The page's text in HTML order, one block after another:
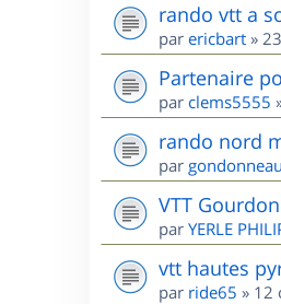
rando vtt a
par ericbart »
Partenaire
par clems5555
rando nord
par gondonneau
VTT Gourdon
par YERLE
vtt hautes
par ride65 » 12